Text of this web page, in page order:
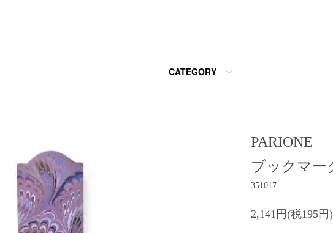
CATEGORY
PARIONE
ブックマー
351017
2,141円(税195円)